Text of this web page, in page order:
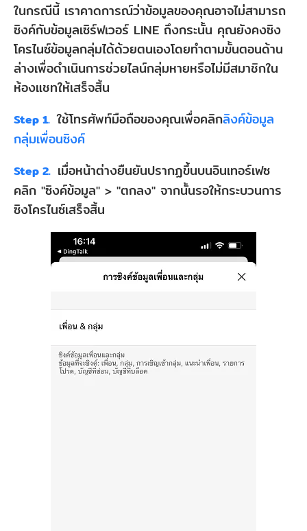
ในกรณีนี้ เราคาดการณ์ว่าข้อมูลของคุณอาจไม่สามารถ
ซิงค์กับข้อมูลเซิร์ฟเวอร์ LINE ถึงกระนั้น คุณยังคงซิง
โครไนซ์ข้อมูลกลุ่มได้ด้วยตนเองโดยทำตามขั้นตอนด้าน
ล่างเพื่อดำเนินการช่วยไลน์กลุ่มหายหรือไม่มีสมาชิกใน
ห้องแชทให้เสร็จสิ้น
Step 1. ใช้โทรศัพท์มือถือของคุณเพื่อคลิกลิงค์ข้อมูล
กลุ่มเพื่อนซิงค์
Step 2. เมื่อหน้าต่างยืนยันปรากฏขึ้นบนอินเทอร์เฟซ
คลิก "ซิงค์ข้อมูล" > "ตกลง" จากนั้นรอให้กระบวนการ
ซิงโครไนซ์เสร็จสิ้น